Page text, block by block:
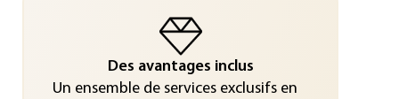
Des avantages inclus
Un ensemble de services exclusifs en